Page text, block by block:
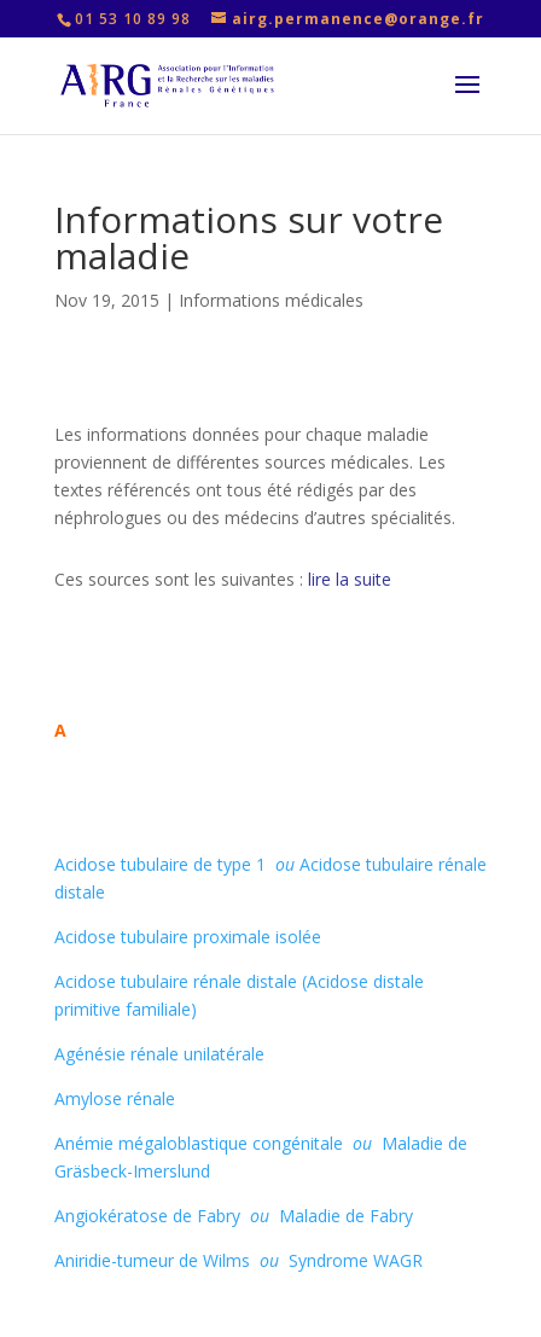
01 53 10 89 98 airg.permanence@orange.fr
Informations sur votre
maladie
Nov 19, 2015 | Informations médicales
Les informations données pour chaque maladie
proviennent de différentes sources médicales. Les
textes référencés ont tous été rédigés par des
néphrologues ou des médecins d’autres spécialités.
Ces sources sont les suivantes : lire la suite
A
Acidose tubulaire de type 1 ou Acidose tubulaire rénale
distale
Acidose tubulaire proximale isolée
Acidose tubulaire rénale distale (Acidose distale
primitive familiale)
Agénésie rénale unilatérale
Amylose rénale
Anémie mégaloblastique congénitale ouMaladie de
Gräsbeck-Imerslund
Angiokératose de Fabry ou Maladie de Fabry
Aniridie-tumeur de Wilms ou Syndrome WAGR